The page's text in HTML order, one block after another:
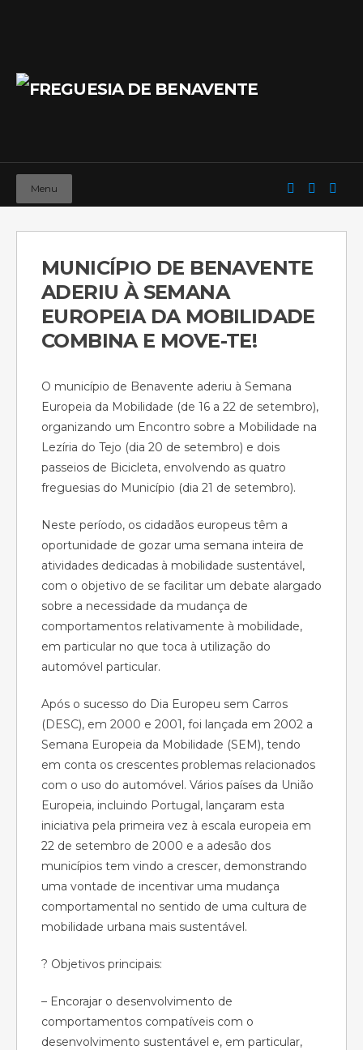
Menu
MUNICÍPIO DE BENAVENTE
ADERIU À SEMANA
EUROPEIA DA MOBILIDADE
COMBINA E MOVE-TE!
O município de Benavente aderiu à Semana
Europeia da Mobilidade (de 16 a 22 de setembro),
organizando um Encontro sobre a Mobilidade na
Lezíria do Tejo (dia 20 de setembro) e dois
passeios de Bicicleta, envolvendo as quatro
freguesias do Município (dia 21 de setembro).
Neste período, os cidadãos europeus têm a
oportunidade de gozar uma semana inteira de
atividades dedicadas à mobilidade sustentável,
com o objetivo de se facilitar um debate alargado
sobre a necessidade da mudança de
comportamentos relativamente à mobilidade,
em particular no que toca à utilização do
automóvel particular.
Após o sucesso do Dia Europeu sem Carros
(DESC), em 2000 e 2001, foi lançada em 2002 a
Semana Europeia da Mobilidade (SEM), tendo
em conta os crescentes problemas relacionados
com o uso do automóvel. Vários países da União
Europeia, incluindo Portugal, lançaram esta
iniciativa pela primeira vez à escala europeia em
22 de setembro de 2000 e a adesão dos
municípios tem vindo a crescer, demonstrando
uma vontade de incentivar uma mudança
comportamental no sentido de uma cultura de
mobilidade urbana mais sustentável.
? Objetivos principais:
– Encorajar o desenvolvimento de
comportamentos compatíveis com o
desenvolvimento sustentável e, em particular,